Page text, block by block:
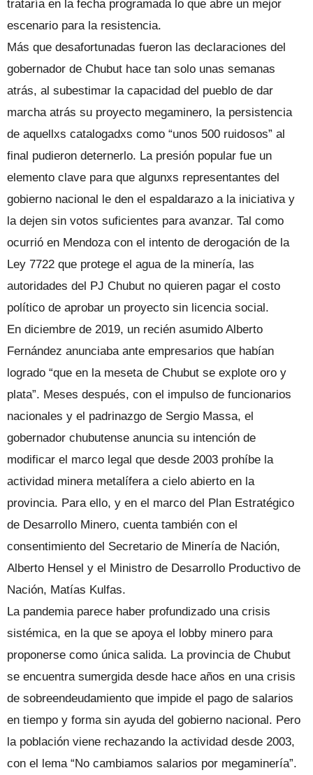
trataría en la fecha programada lo que abre un mejor
escenario para la resistencia.
Más que desafortunadas fueron las declaraciones del
gobernador de Chubut hace tan solo unas semanas
atrás, al subestimar la capacidad del pueblo de dar
marcha atrás su proyecto megaminero, la persistencia
de aquellxs catalogadxs como “unos 500 ruidosos” al
final pudieron deternerlo. La presión popular fue un
elemento clave para que algunxs representantes del
gobierno nacional le den el espaldarazo a la iniciativa y
la dejen sin votos suficientes para avanzar. Tal como
ocurrió en Mendoza con el intento de derogación de la
Ley 7722 que protege el agua de la minería, las
autoridades del PJ Chubut no quieren pagar el costo
político de aprobar un proyecto sin licencia social.
En diciembre de 2019, un recién asumido Alberto
Fernández anunciaba ante empresarios que habían
logrado “que en la meseta de Chubut se explote oro y
plata”. Meses después, con el impulso de funcionarios
nacionales y el padrinazgo de Sergio Massa, el
gobernador chubutense anuncia su intención de
modificar el marco legal que desde 2003 prohíbe la
actividad minera metalífera a cielo abierto en la
provincia. Para ello, y en el marco del Plan Estratégico
de Desarrollo Minero, cuenta también con el
consentimiento del Secretario de Minería de Nación,
Alberto Hensel y el Ministro de Desarrollo Productivo de
Nación, Matías Kulfas.
La pandemia parece haber profundizado una crisis
sistémica, en la que se apoya el lobby minero para
proponerse como única salida. La provincia de Chubut
se encuentra sumergida desde hace años en una crisis
de sobreendeudamiento que impide el pago de salarios
en tiempo y forma sin ayuda del gobierno nacional. Pero
la población viene rechazando la actividad desde 2003,
con el lema “No cambiamos salarios por megaminería”.